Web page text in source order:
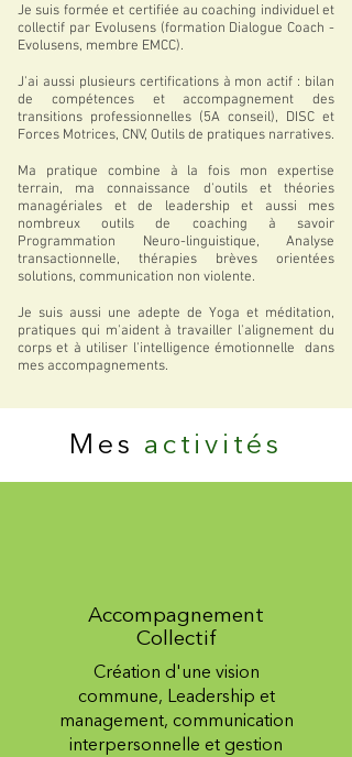
Je suis formée et certifiée au coaching individuel et
collectif par Evolusens (formation Dialogue Coach -
Evolusens, membre EMCC).
J'ai aussi plusieurs certifications à mon actif : bilan
de compétences et accompagnement des
transitions professionnelles (5A conseil), DISC et
Forces Motrices, CNV, Outils de pratiques narratives.
Ma pratique combine à la fois mon expertise
terrain, ma connaissance d'outils et théories
managériales et de leadership et aussi mes
nombreux outils de coaching à savoir
Programmation Neuro-linguistique, Analyse
transactionnelle, thérapies brèves orientées
solutions, communication non violente.
Je suis aussi une adepte de Yoga et méditation,
pratiques qui m'aident à travailler l'alignement du
corps et à utiliser l'intelligence émotionnelle dans
mes accompagnements.
Mes activités
Accompagnement
Collectif
Création d'une vision
commune, Leadership et
management, communication
interpersonnelle et gestion